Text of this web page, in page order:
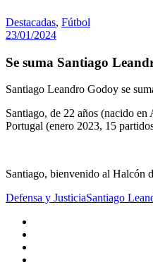
Destacadas, Fútbol
23/01/2024
Se suma Santiago
Santiago Leandro Godoy se
Santiago, de 22 años (nacido
Portugal (enero 2023, 15
Santiago, bienvenido al Halcón
Defensa y JusticiaSantiago